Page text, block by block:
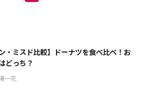
ン・ミスド比較】ドーナツを食べ比べ！お
どっち？
一花